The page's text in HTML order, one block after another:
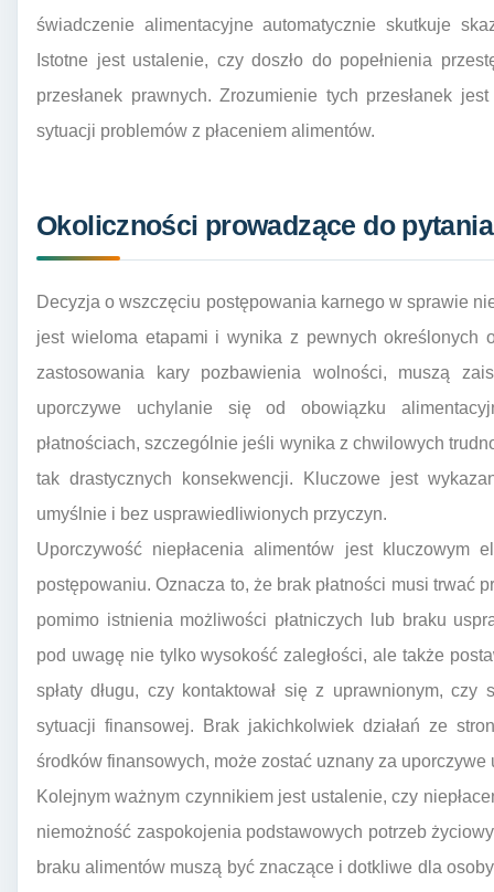
świadczenie alimentacyjne automatycznie skutkuje
Istotne jest ustalenie, czy doszło do popełnienia
przesłanek prawnych. Zrozumienie tych przesłanek
sytuacji problemów z płaceniem alimentów.
Okoliczności prowadzące do
Decyzja o wszczęciu postępowania karnego w sprawie
jest wieloma etapami i wynika z pewnych określonych
zastosowania kary pozbawienia wolności, muszą
uporczywe uchylanie się od obowiązku
płatnościach, szczególnie jeśli wynika z chwilowych
tak drastycznych konsekwencji. Kluczowe jest
umyślnie i bez usprawiedliwionych przyczyn.
Uporczywość niepłacenia alimentów jest kluczowym
postępowaniu. Oznacza to, że brak płatności musi trwać
pomimo istnienia możliwości płatniczych lub braku
pod uwagę nie tylko wysokość zaległości, ale także
spłaty długu, czy kontaktował się z uprawnionym,
sytuacji finansowej. Brak jakichkolwiek działań ze
środków finansowych, może zostać uznany za
Kolejnym ważnym czynnikiem jest ustalenie, czy
niemożność zaspokojenia podstawowych potrzeb
braku alimentów muszą być znaczące i dotkliwe dla